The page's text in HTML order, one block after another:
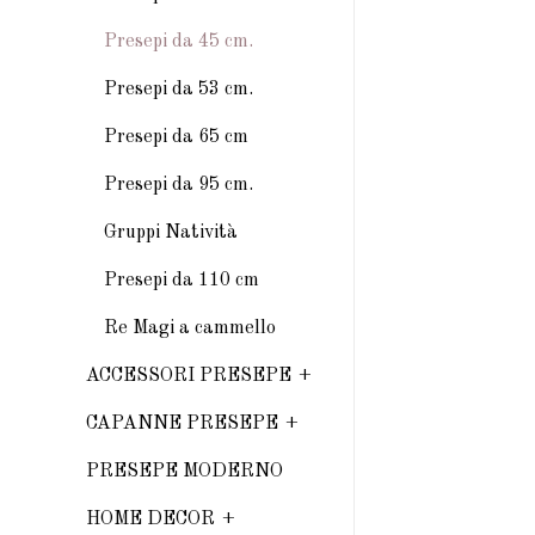
Presepi da 45 cm.
Presepi da 53 cm.
Presepi da 65 cm
Presepi da 95 cm.
Gruppi Natività
Presepi da 110 cm
Re Magi a cammello
ACCESSORI PRESEPE
CAPANNE PRESEPE
PRESEPE MODERNO
HOME DECOR